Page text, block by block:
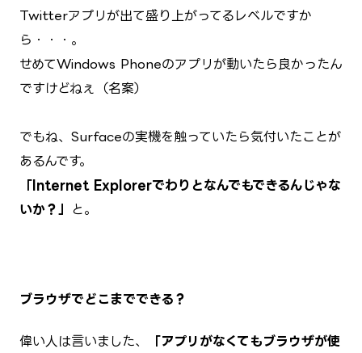
Twitterアプリが出て盛り上がってるレベルですか
ら・・・。
せめてWindows Phoneのアプリが動いたら良かったん
ですけどねぇ（名案）
でもね、Surfaceの実機を触っていたら気付いたことが
あるんです。
「Internet Explorerでわりとなんでもできるんじゃな
いか？」
と。
ブラウザでどこまでできる？
偉い人は言いました、
「アプリがなくてもブラウザが使